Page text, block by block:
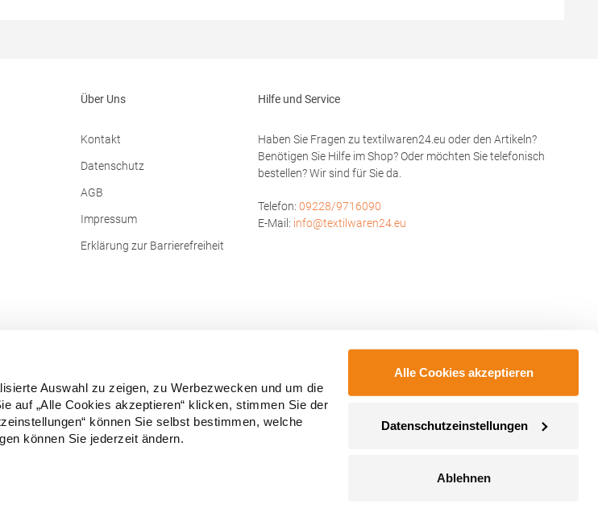
Auswahl zu zeigen, zu Werbezwecken und um die
auf „Alle Cookies akzeptieren“ klicken, stimmen Sie der
können Sie selbst bestimmen, welche
können Sie jederzeit ändern.
Alle Cookies akzeptieren
Datenschutzeinstellungen
Ablehnen
Über Uns
Kontakt
Datenschutz
AGB
Impressum
Erklärung zur Barrierefreiheit
Hilfe und Service
Haben Sie Fragen zu textilwaren24.eu oder den Artikeln?
Benötigen Sie Hilfe im Shop? Oder möchten Sie telefonisch
bestellen? Wir sind für Sie da.
Telefon: 09228/9716090
E-Mail: info@textilwaren24.eu